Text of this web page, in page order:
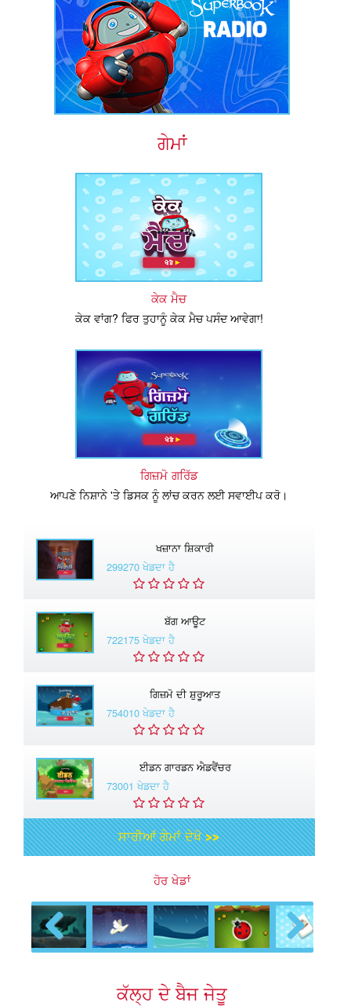
ਗੇਮਾਂ
ਕੇਕ ਮੈਚ
ਕੇਕ ਵਾਂਗ? ਫਿਰ ਤੁਹਾਨੂੰ ਕੇਕ ਮੈਚ ਪਸੰਦ ਆਵੇਗਾ!
ਗਿਜ਼ਮੋ ਗਰਿੱਡ
ਆਪਣੇ ਨਿਸ਼ਾਨੇ 'ਤੇ ਡਿਸਕ ਨੂੰ ਲਾਂਚ ਕਰਨ ਲਈ ਸਵਾਈਪ ਕਰੋ।
ਖਜ਼ਾਨਾ ਸ਼ਿਕਾਰੀ
299270 ਖੇਡਦਾ ਹੈ
ਬੱਗ ਆਊਟ
722175 ਖੇਡਦਾ ਹੈ
ਗਿਜ਼ਮੋ ਦੀ ਸ਼ੁਰੂਆਤ
754010 ਖੇਡਦਾ ਹੈ
ਈਡਨ ਗਾਰਡਨ ਐਡਵੈਂਚਰ
73001 ਖੇਡਦਾ ਹੈ
ਸਾਰੀਆਂ ਗੇਮਾਂ ਦੇਖੋ >>
ਹੋਰ ਖੇਡਾਂ
Previous Next
ਕੱਲ੍ਹ ਦੇ ਬੈਜ ਜੇਤੂ